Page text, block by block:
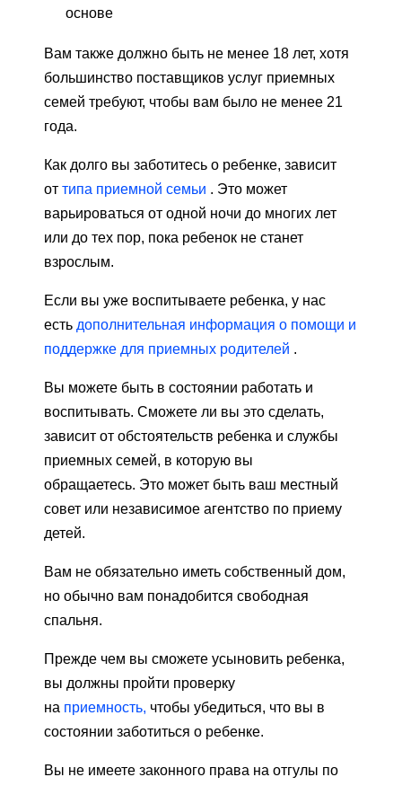
основе
Вам также должно быть не менее 18 лет, хотя
большинство поставщиков услуг приемных
семей требуют, чтобы вам было не менее 21
года.
Как долго вы заботитесь о ребенке, зависит
от типа приемной семьи . Это может
варьироваться от одной ночи до многих лет
или до тех пор, пока ребенок не станет
взрослым.
Если вы уже воспитываете ребенка, у нас
есть дополнительная информация о помощи и
поддержке для приемных родителей .
Вы можете быть в состоянии работать и
воспитывать. Сможете ли вы это сделать,
зависит от обстоятельств ребенка и службы
приемных семей, в которую вы
обращаетесь. Это может быть ваш местный
совет или независимое агентство по приему
детей.
Вам не обязательно иметь собственный дом,
но обычно вам понадобится свободная
спальня.
Прежде чем вы сможете усыновить ребенка,
вы должны пройти проверку
на приемность, чтобы убедиться, что вы в
состоянии заботиться о ребенке.
Вы не имеете законного права на отгулы по